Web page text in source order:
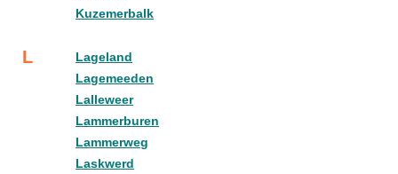
Kuzemerbalk
L
Lageland
Lagemeeden
Lalleweer
Lammerburen
Lammerweg
Laskwerd